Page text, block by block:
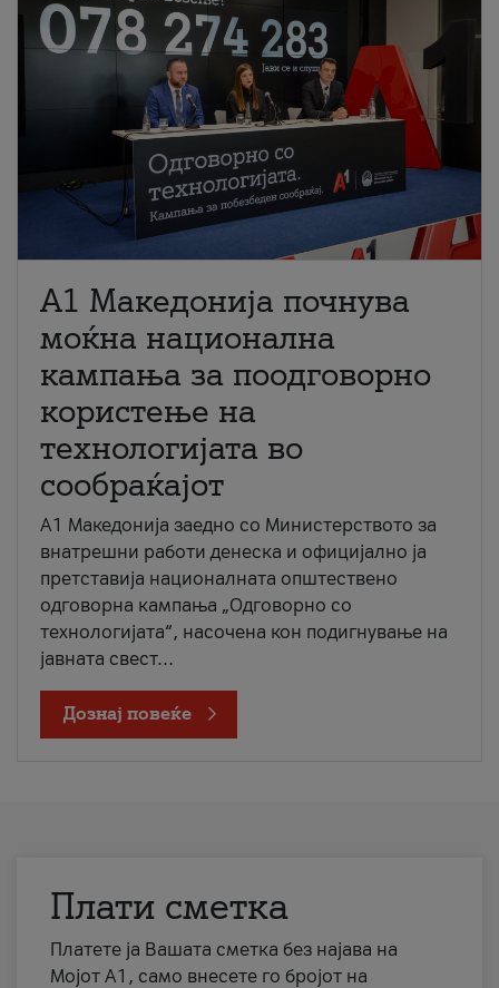
A1 Македонија почнува
моќна национална
кампања за поодговорно
користење на
технологијата во
сообраќајот
A1 Македонија заедно со Министерството за
внатрешни работи денеска и официјално ја
претставија националната општествено
одговорна кампања „Одговорно со
технологијата“, насочена кон подигнување на
јавната свест...
Дознај повеќе
Плати сметка
Платете ја Вашата сметка без најава на
Мојот А1, само внесете го бројот на